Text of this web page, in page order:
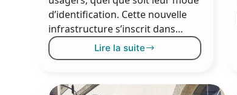
d’identification. Cette nouvelle
infrastructure s’inscrit dans…
Lire la suite
Une